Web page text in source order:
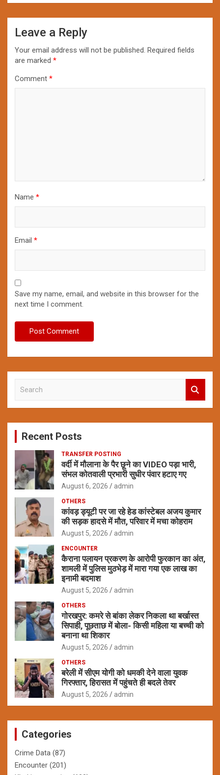
Leave a Reply
Your email address will not be published. Required fields
are marked *
Comment *
Name *
Email *
Save my name, email, and website in this browser for the
next time I comment.
c
Recent Posts
TRANSFER POSTING
वर्दी में मौलाना के पैर छूने का VIDEO पड़ा भारी,
संभल कोतवाली प्रभारी सुधीर पंवार हटाए गए
August 6, 2026 admin
OTHERS
कांवड़ ड्यूटी पर जा रहे हेड कांस्टेबल अजय कुमार
की सड़क हादसे में मौत, परिवार में मचा कोहराम
August 5, 2026 admin
ENCOUNTER
कैराना पलायन प्रकरण के आरोपी फुरकान का अंत,
शामली में पुलिस मुठभेड़ में मारा गया एक लाख का
इनामी बदमाश
August 5, 2026 admin
OTHERS
गोरखपुर: कमरे से बांका लेकर निकला था बर्खास्त
सिपाही, पूछताछ में बोला- किसी महिला या बच्ची को
बनाना था शिकार
August 5, 2026 admin
OTHERS
बरेली में सीएम योगी को धमकी देने वाला युवक
गिरफ्तार, हिरासत में पहुंचते ही बदले तेवर
August 5, 2026 admin
Categories
Crime Data (87)
Encounter (201)